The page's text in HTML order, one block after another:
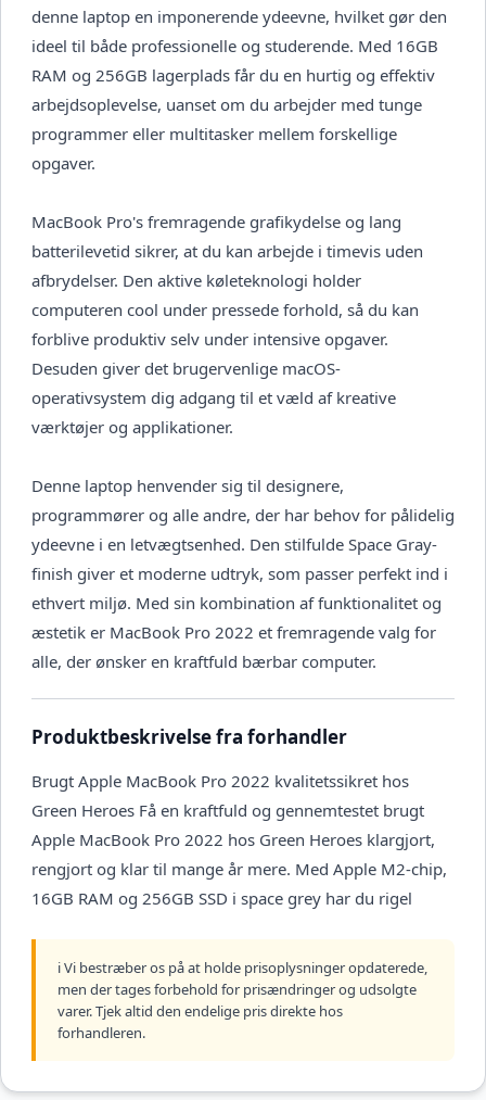
denne laptop en imponerende ydeevne, hvilket gør den
ideel til både professionelle og studerende. Med 16GB
RAM og 256GB lagerplads får du en hurtig og effektiv
arbejdsoplevelse, uanset om du arbejder med tunge
programmer eller multitasker mellem forskellige
opgaver.
MacBook Pro's fremragende grafikydelse og lang
batterilevetid sikrer, at du kan arbejde i timevis uden
afbrydelser. Den aktive køleteknologi holder
computeren cool under pressede forhold, så du kan
forblive produktiv selv under intensive opgaver.
Desuden giver det brugervenlige macOS-
operativsystem dig adgang til et væld af kreative
værktøjer og applikationer.
Denne laptop henvender sig til designere,
programmører og alle andre, der har behov for pålidelig
ydeevne i en letvægtsenhed. Den stilfulde Space Gray-
finish giver et moderne udtryk, som passer perfekt ind i
ethvert miljø. Med sin kombination af funktionalitet og
æstetik er MacBook Pro 2022 et fremragende valg for
alle, der ønsker en kraftfuld bærbar computer.
Produktbeskrivelse fra forhandler
Brugt Apple MacBook Pro 2022 kvalitetssikret hos
Green Heroes Få en kraftfuld og gennemtestet brugt
Apple MacBook Pro 2022 hos Green Heroes klargjort,
rengjort og klar til mange år mere. Med Apple M2-chip,
16GB RAM og 256GB SSD i space grey har du rigel
ℹ️ Vi bestræber os på at holde prisoplysninger opdaterede,
men der tages forbehold for prisændringer og udsolgte
varer. Tjek altid den endelige pris direkte hos
forhandleren.